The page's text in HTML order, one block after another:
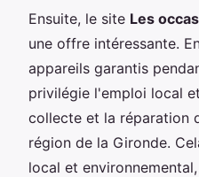
Ensuite, le site Les
une offre intéressante.
appareils garantis
privilégie l'emploi local
collecte et la réparation
région de la Gironde.
local et